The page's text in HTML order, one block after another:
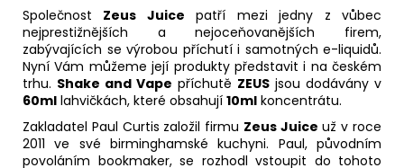
Společnost Zeus Juice patří mezi jedny z vůbec
nejprestižnějších a nejoceňovanějších firem,
zabývajících se výrobou příchutí i samotných e-liquidů.
Nyní Vám můžeme její produkty představit i na českém
trhu. Shake and Vape příchutě ZEUS jsou dodávány v
60ml lahvičkách, které obsahují 10ml koncentrátu.
Zakladatel Paul Curtis založil firmu Zeus Juice už v roce
2011 ve své birminghamské kuchyni. Paul, původním
povoláním bookmaker, se rozhodl vstoupit do tohoto